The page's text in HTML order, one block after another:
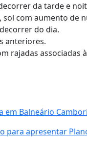
da tarde e
com aumento de
do dia.
anteriores.
rajadas associadas
em Balneário
para apresentar